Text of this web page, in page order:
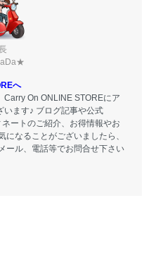
へ
On ONLINE STOREにア
います♪ ブログ記事や公式
ートのご紹介、お得情報やお
なることがございましたら、
ール、電話等でお問合せ下さい